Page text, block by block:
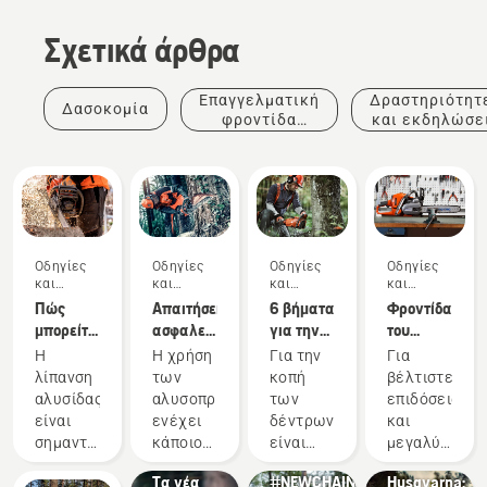
Σχετικά άρθρα
Δασοκομία
Επαγγελματική
φροντίδα
και
Οδηγίες
και
οδηγοί
Πώς
μπορείτε
να
ελέγξετε
ότι η
λίπανση
αλυσίδας
στο
Η
λίπανση
αλυσίδας
είναι
σημαντική
Οδηγίες
και
οδηγοί
Απαιτήσεις
ασφαλείας
για τη
χρήση
των
αλυσοπρίονων
Η χρήση
των
αλυσοπρίονων
ενέχει
κάποιους
Προϊόντα
και
Τα νέα
Οδηγίες
και
οδηγοί
6 βήματα
για την
επιτυχή
κοπή
δέντρων
Για την
κοπή
των
δέντρων,
είναι
Προϊόντα
και
#NEWCHAINSAWGENERATION
Οδηγίες
και
οδηγοί
Φροντίδα
του
εξοπλισμού
κοπής
Για
βέλτιστες
επιδόσεις
και
μεγαλύτερη
Ιστορίες
και
έμπνευση
Tree
Talks
Husqvarna: